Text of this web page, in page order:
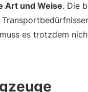
Art und Weise. Die
es trotzdem